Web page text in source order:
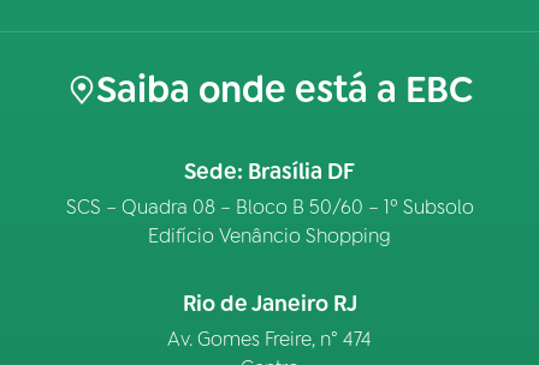
Saiba onde está a EBC
Sede: Brasília DF
SCS – Quadra 08 – Bloco B 50/60 – 1º Subsolo
Edifício Venâncio Shopping
Rio de Janeiro RJ
Av. Gomes Freire, n° 474